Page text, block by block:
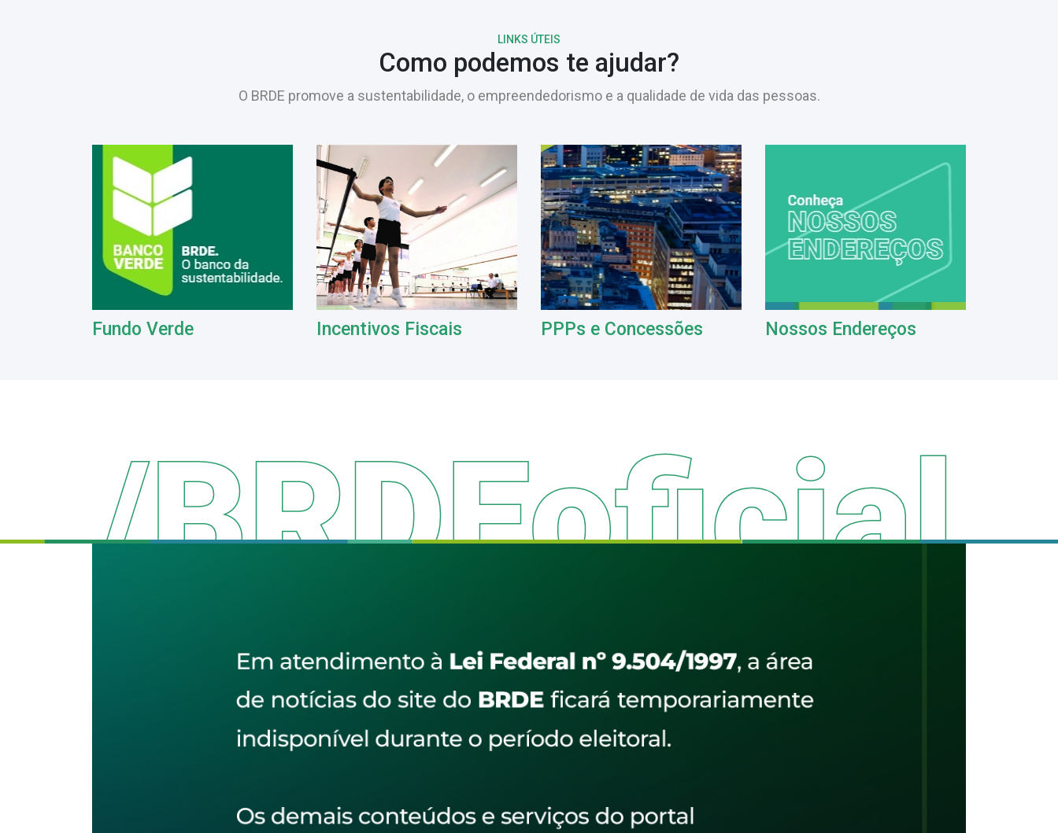
LINKS ÚTEIS
Como podemos te ajudar?
O BRDE promove a sustentabilidade, o empreendedorismo e a qualidade de vida das pessoas.
Fundo Verde Incentivos Fiscais PPPs e Concessões Nossos Endereços